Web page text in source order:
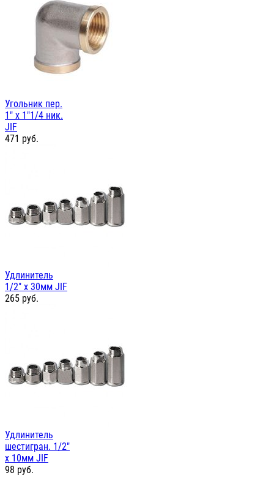
Угольник пер.
1" х 1"1/4 ник.
JIF
471 руб.
Удлинитель
1/2" х 30мм JIF
265 руб.
Удлинитель
шестигран. 1/2"
х 10мм JIF
98 руб.